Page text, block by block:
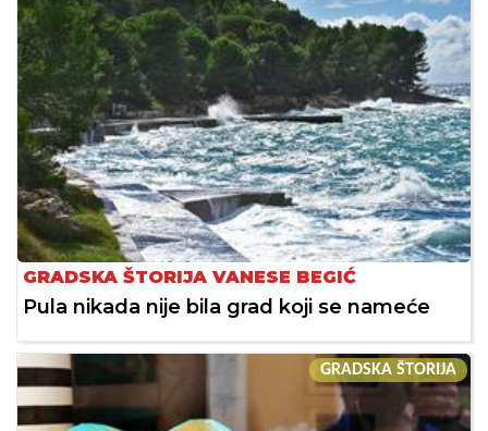
GRADSKA ŠTORIJA VANESE BEGIĆ
Pula nikada nije bila grad koji se nameće
GRADSKA ŠTORIJA